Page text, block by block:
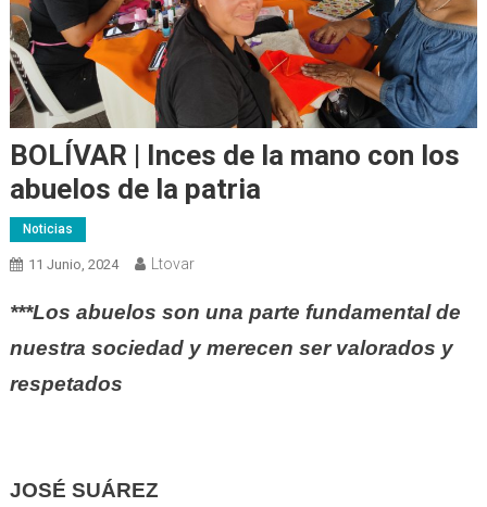
BOLÍVAR | Inces de la mano con los
abuelos de la patria
Noticias
11 Junio, 2024 Ltovar
***Los abuelos son una parte fundamental de
nuestra sociedad y merecen ser valorados y
respetados
JOSÉ SUÁREZ